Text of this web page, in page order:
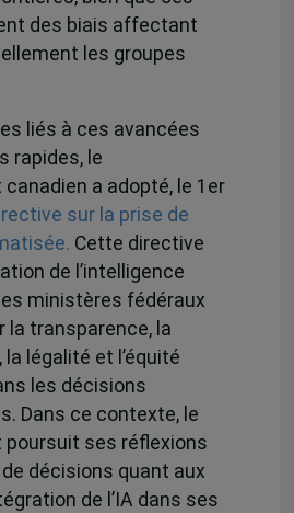
des biais affectant
les groupes
liés à ces avancées
rapides, le
a adopté, le 1er
sur la prise de
Cette directive
de l’intelligence
ministères fédéraux
la transparence, la
légalité et l’équité
les décisions
Dans ce contexte, le
poursuit ses réflexions
décisions quant aux
de l’IA dans ses